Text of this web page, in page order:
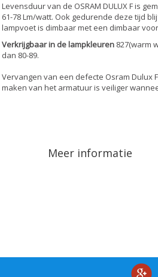
Levensduur van de OSRAM DULUX F is
61-78 Lm/watt. Ook gedurende deze tijd
lampvoet is dimbaar met een dimbaar
Verkrijgbaar in de lampkleuren827(warm
dan 80-89.
Vervangen van een defecte Osram Dulux
maken van het armatuur is veiliger
Meer informatie